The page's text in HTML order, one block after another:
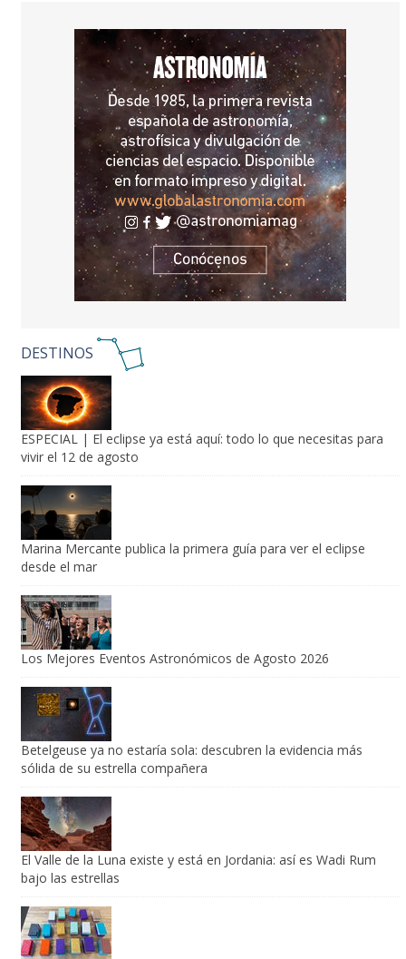
DESTINOS
ESPECIAL | El eclipse ya está aquí: todo lo que necesitas para
vivir el 12 de agosto
Marina Mercante publica la primera guía para ver el eclipse
desde el mar
Los Mejores Eventos Astronómicos de Agosto 2026
Betelgeuse ya no estaría sola: descubren la evidencia más
sólida de su estrella compañera
El Valle de la Luna existe y está en Jordania: así es Wadi Rum
bajo las estrellas